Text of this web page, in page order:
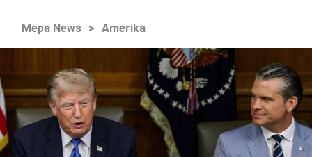
Mepa News > Amerika